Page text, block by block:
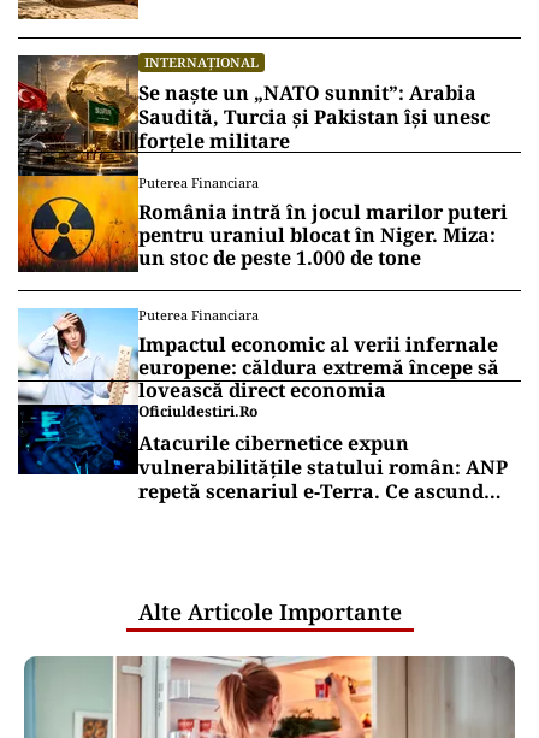
INTERNAȚIONAL
Se naște un „NATO sunnit”: Arabia
Saudită, Turcia și Pakistan își unesc
forțele militare
Puterea Financiara
România intră în jocul marilor puteri
pentru uraniul blocat în Niger. Miza:
un stoc de peste 1.000 de tone
Puterea Financiara
Impactul economic al verii infernale
europene: căldura extremă începe să
lovească direct economia
Oficiuldestiri.ro
Atacurile cibernetice expun
vulnerabilitățile statului român: ANP
repetă scenariul e‑Terra. Ce ascund
Alte Articole Importante